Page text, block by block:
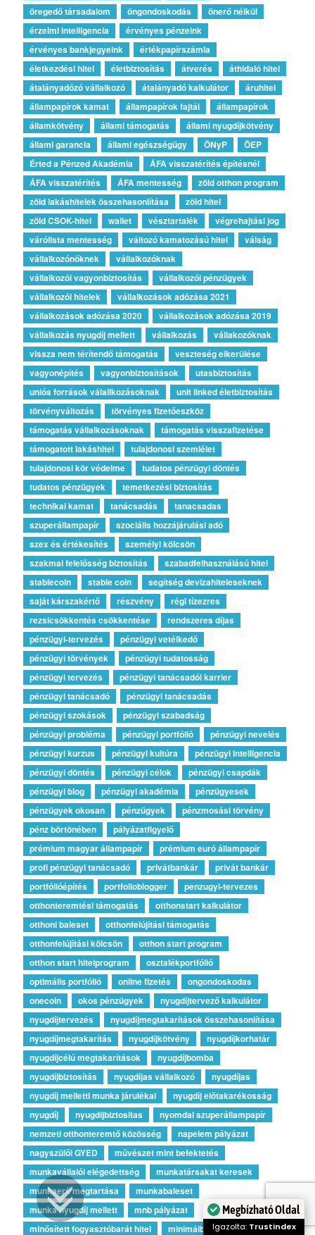
öregedő társadalom
öngondoskodás
önerő nélkül
érzelmi intelligencia
érvényes pénzeink
érvényes bankjegyeink
értékpapírszámla
életkezdési hitel
életbiztosítás átverés
áthidaló hitel
átalányadózó vállalkozó
átalányadó kalkulátor
áruhitel
állampapírok kamat
állampapírok fajtái
állampapírok
államkötvény
állami támogatás
állami nyugdíjkötvény
állami garancia
állami egészségügy ÖNyP
ÖEP
Érted a Pénzed Akadémia
ÁFA visszatérítés építésnél
ÁFA visszatérítés
ÁFA mentesség
zöld otthon program
zöld lakáshitelek összehasonlítása
zöld hitel
zöld CSOK-hitel
wallet vésztartalék
végrehajtási jog
várólista mentesség
változó kamatozású hitel
válság
vállalkozónőknek
vállalkozóknak
vállalkozói vagyonbiztosítás
vállalkozói pénzügyek
vállalkozói hitelek
vállalkozások adózása 2021
vállalkozások adózása 2020
vállalkozások adózása 2019
vállalkozás nyugdíj mellett
vállalkozás
vállakozóknak
vissza nem térítendő támogatás
veszteség elkerülése
vagyonépítés
vagyonbiztosítások
utasbiztosítás
uniós források válallkozásoknak
unit linked életbiztosítás
törvényváltozás
törvényes fizetőeszköz
támogatás vállalkozásoknak
támogatás visszafizetése
támogatott lakáshitel
tulajdonosi szemlélet
tulajdonosi kör védelme
tudatos pénzügyi döntés
tudatos pénzügyek
temetkezési biztosítás
technikai kamat
tanácsadás
tanacsadas
szuperállampapír
szociális hozzájárulási adó
szex és értékesítés
személyi kölcsön
szakmai felelősség biztosítás
szabadfelhasználású hitel
stablecoin
stable coin
segítség devizahiteleseknek
saját kárszakértő
részvény
régi tízezres
rezsicsökkentés csökkentése
rendszeres díjas
pénzügyi-tervezés
pénzügyi vetélkedő
pénzügyi törvények
pénzügyi tudatosság
pénzügyi tervezés
pénzügyi tanácsadói karrier
pénzügyi tanácsadó
pénzügyi tanácsadás
pénzügyi szokások
pénzügyi szabadság
pénzügyi probléma
pénzügyi portfólió
pénzügyi nevelés
pénzügyi kurzus
pénzügyi kultúra
pénzügyi intelligencia
pénzügyi döntés
pénzügyi célok
pénzügyi csapdák
pénzügyi blog
pénzügyi akadémia
pénzügyesek
pénzügyek okosan
pénzügyek
pénzmosási törvény
pénz börtönében
pályázatfigyelő
prémium magyar állampapír
prémium euró állampapír
profi pénzügyi tanácsadó
privátbankár
privát bankár
portfólióépítés
portfolioblogger
penzugyi-tervezes
otthonteremtési támogatás
otthonstart kalkulátor
otthoni baleset
otthonfelújítási támogatás
otthonfelújítási kölcsön
otthon start program
otthon start hitelprogram
osztalékportfólió
optimális portfólió
online fizetés
ongondoskodas
onecoin
okos pénzügyek
nyugdíjtervező kalkulátor
nyugdíjtervezés
nyugdíjmegtakarítások összehasonlítása
nyugdíjmegtakarítás
nyugdíjkötvény
nyugdíjkorhatár
nyugdíjcélú megtakarítások
nyugdíjbomba
nyugdíjbiztosítás
nyugdíjas vállalkozó
nyugdíjas
nyugdíj melletti munka járulékai
nyugdíj előtakarékosság
nyugdíj
nyugdijbiztositas
nyomdai szuperállampapír
nemzeti otthonteremtő közösség
napelem pályázat
nagyszülői GYED
művészet mint befektetés
munkavállalói elégedettség
munkatársakat keresek
munkaerő megtartása
munkabaleset
munka nyugdíj mellett
mnb pályázat
minősített fogyasztóbarát hitel
minimálbér2019
Megbízható Oldal
Igazolta: Trustindex